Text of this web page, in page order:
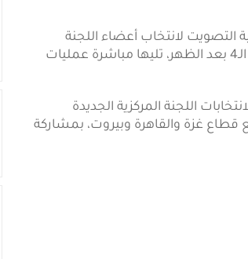
التصويت لانتخاب أعضاء اللجنة
المركزية والمجلس الثوري، عند الساعة الـ10 صباحاً، على أن تستمر حتى الـ4 بعد الظهر، تليها مباشرة عمليات
اللجنة المركزية الجديدة
قطاع غزة والقاهرة وبيروت، بمشاركة